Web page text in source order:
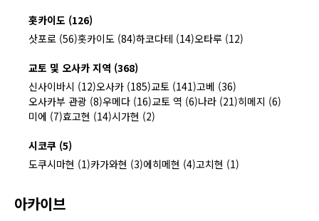
홋카이도 (126)
삿포로 (56)홋카이도 (84)하코다테 (14)오타루 (12)
교토 및 오사카 지역 (368)
신사이바시 (12)오사카 (185)교토 (141)고베 (36)
오사카부 관광 (8)우메다 (16)교토 역 (6)나라 (21)히메지 (6)
미에 (7)효고현 (14)시가현 (2)
시코쿠 (5)
도쿠시마현 (1)카가와현 (3)에히메현 (4)고치현 (1)
아카이브